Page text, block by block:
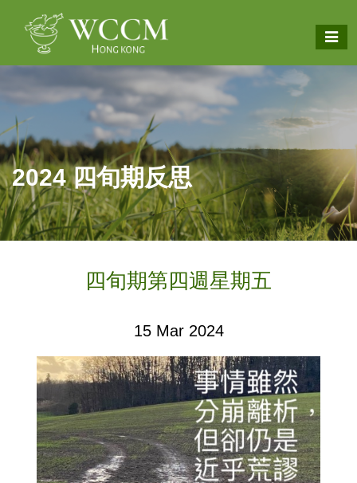
2024 四旬期反思
四旬期第四週星期五
15 Mar 2024